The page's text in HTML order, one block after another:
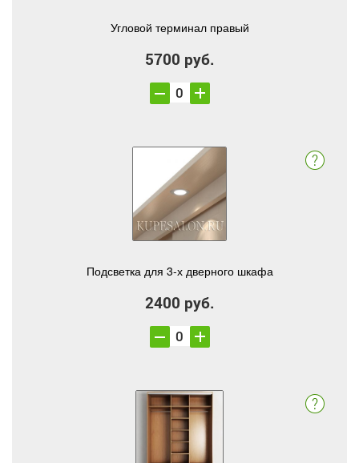
Угловой терминал правый
5700 руб.
Подсветка для 3-х дверного шкафа
2400 руб.